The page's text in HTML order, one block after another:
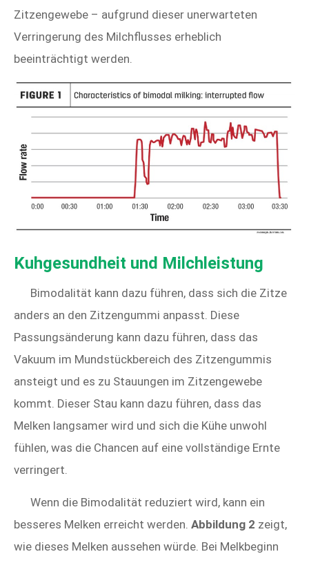
Zitzengewebe – aufgrund dieser unerwarteten
Verringerung des Milchflusses erheblich
beeinträchtigt werden.
Kuhgesundheit und Milchleistung
Bimodalität kann dazu führen, dass sich die Zitze
anders an den Zitzengummi anpasst. Diese
Passungsänderung kann dazu führen, dass das
Vakuum im Mundstückbereich des Zitzengummis
ansteigt und es zu Stauungen im Zitzengewebe
kommt. Dieser Stau kann dazu führen, dass das
Melken langsamer wird und sich die Kühe unwohl
fühlen, was die Chancen auf eine vollständige Ernte
verringert.
Wenn die Bimodalität reduziert wird, kann ein
besseres Melken erreicht werden. Abbildung 2 zeigt,
wie dieses Melken aussehen würde. Bei Melkbeginn